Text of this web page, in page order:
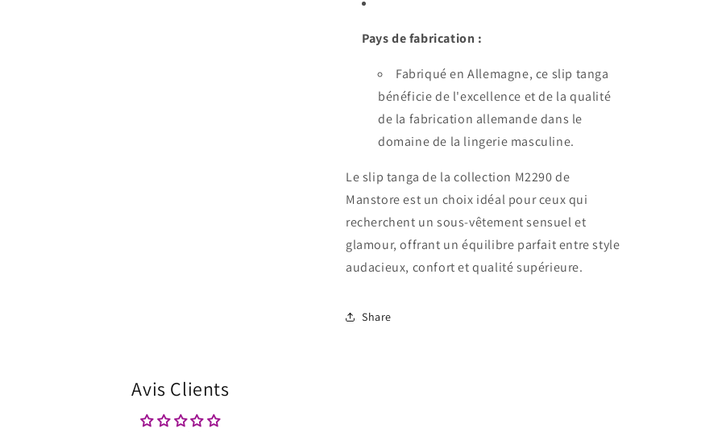
Pays de fabrication :
Fabriqué en Allemagne, ce slip tanga
bénéficie de l'excellence et de la qualité
de la fabrication allemande dans le
domaine de la lingerie masculine.
Le slip tanga de la collection M2290 de
Manstore est un choix idéal pour ceux qui
recherchent un sous-vêtement sensuel et
glamour, offrant un équilibre parfait entre style
audacieux, confort et qualité supérieure.
Share
Avis Clients